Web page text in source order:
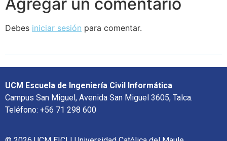
Debes iniciar sesión para comentar.
UCM Escuela de Ingeniería Civil Informática
Campus San Miguel, Avenida San Miguel 3605, Talca.
Teléfono: +56 71 298 600